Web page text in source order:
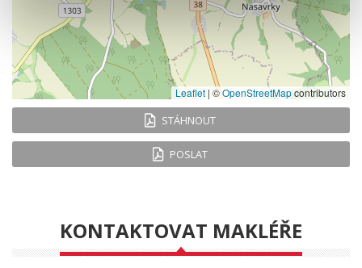
Leaflet | ©OpenStreetMapcontributors
STÁHNOUT
POSLAT
KONTAKTOVAT MAKLÉŘE